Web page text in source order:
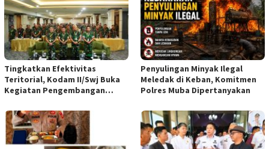
Tingkatkan Efektivitas
Teritorial, Kodam II/Swj Buka
Kegiatan Pengembangan
Apkowil TA 2026*
Penyulingan Minyak Ilegal
Meledak di Keban, Komitmen
Polres Muba Dipertanyakan